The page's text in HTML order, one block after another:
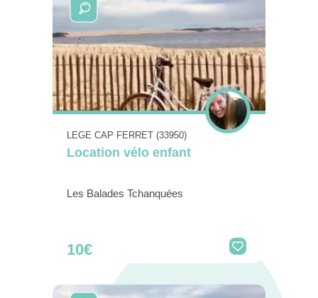
LEGE CAP FERRET (33950)
Location vélo enfant
Les Balades Tchanquées
10€